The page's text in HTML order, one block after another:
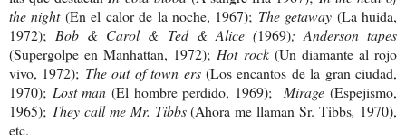
the night (En el calor de la noche, 1967); The getaway (La huida,
1972); Bob & Carol & Ted & Alice (1969); Anderson tapes
(Supergolpe en Manhattan, 1972); Hot rock (Un diamante al rojo
vivo, 1972); The out of town ers (Los encantos de la gran ciudad,
1970); Lost man (El hombre perdido, 1969); Mirage(Espejismo,
1965); They call me Mr. Tibbs(Ahora me llaman Sr. Tibbs, 1970),
etc.